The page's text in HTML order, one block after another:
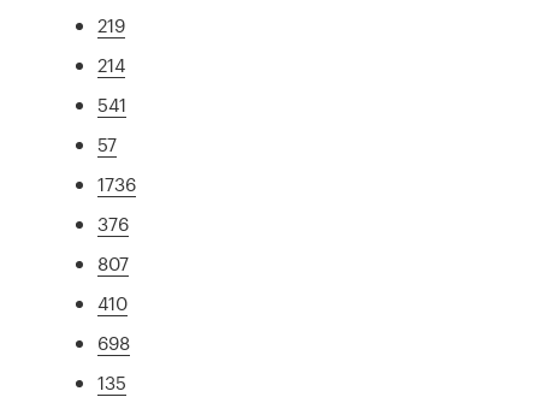
219
214
541
57
1736
376
807
410
698
135